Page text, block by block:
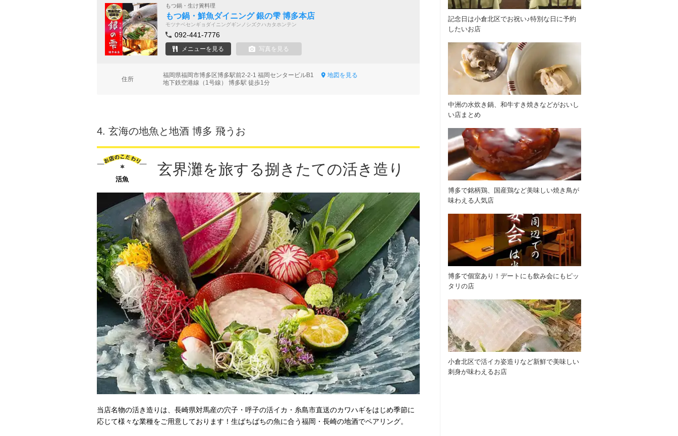
もつ鍋・生け簀料理
もつ鍋・鮮魚ダイニング 銀の雫 博多本店
モツナベセンギョダイニングギンノシズクハカタホンテン
092-441-7776
メニューを見る 写真を見る
住所
福岡県福岡市博多区博多駅前2-2-1 福岡センタービルB1
地図を見る
地下鉄空港線（1号線） 博多駅 徒歩1分
4. 玄海の地魚と地酒 博多 飛うお
活魚
玄界灘を旅する捌きたての活き造り
当店名物の活き造りは、長崎県対馬産の穴子・呼子の活イカ・糸島市直送のカワハギをはじめ季節に
応じて様々な業種をご用意しております！生ばちばちの魚に合う福岡・長崎の地酒でペアリング。
記念日は小倉北区でお祝い♪特別な日に予約
したいお店
中洲の水炊き鍋、和牛すき焼きなどがおいし
い店まとめ
博多で銘柄鶏、国産鶏など美味しい焼き鳥が
味わえる人気店
博多で個室あり！デートにも飲み会にもピッ
タリの店
小倉北区で活イカ姿造りなど新鮮で美味しい
刺身が味わえるお店